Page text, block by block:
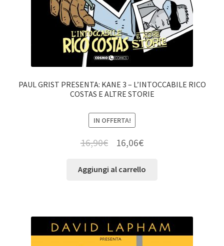
PAUL GRIST PRESENTA: KANE 3 – L’INTOCCABILE RICO
COSTAS E ALTRE STORIE
IN OFFERTA!
16,90€ 16,06€
Aggiungi al carrello